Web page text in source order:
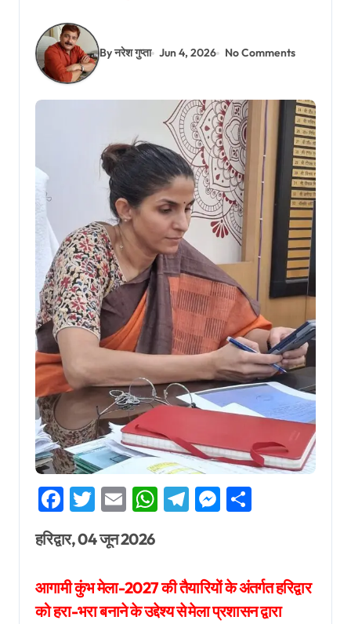
By नरेश गुप्ता Jun 4, 2026 No Comments
Facebook
Twitter
EmailWhatsApp
Telegram
Messenger
हरिद्वार, 04 जून 2026
आगामी कुंभ मेला-2027 की तैयारियों के अंतर्गत हरिद्वार
को हरा-भरा बनाने के उद्देश्य से मेला प्रशासन द्वारा